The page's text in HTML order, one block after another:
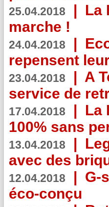
25.04.2018 | La
marche !
24.04.2018 |
repensent
23.04.2018 | A
service de
17.04.2018 | La
100% sans
13.04.2018 |
avec des
12.04.2018 | G-
éco-conçu